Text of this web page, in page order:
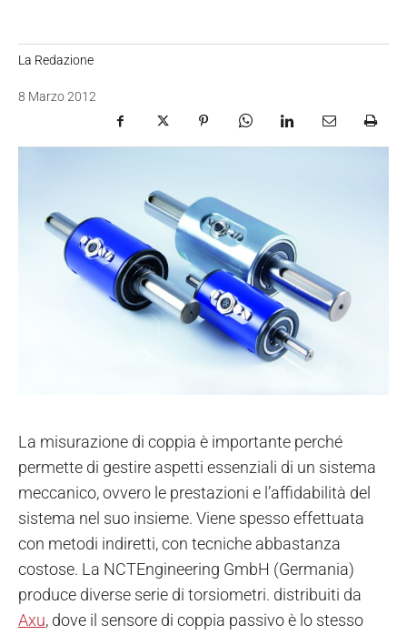
La Redazione
8 Marzo 2012
La misurazione di coppia è importante perché
permette di gestire aspetti essenziali di un sistema
meccanico, ovvero le prestazioni e l’affidabilità del
sistema nel suo insieme. Viene spesso effettuata
con metodi indiretti, con tecniche abbastanza
costose. La NCTEngineering GmbH (Germania)
produce diverse serie di torsiometri. distribuiti da
Axu, dove il sensore di coppia passivo è lo stesso